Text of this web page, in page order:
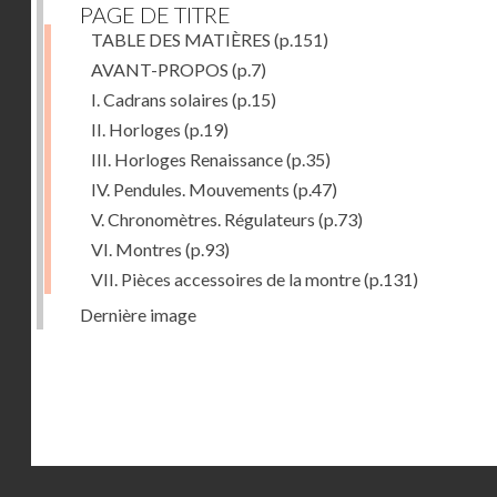
PAGE DE TITRE
TABLE DES MATIÈRES (p.151)
AVANT-PROPOS (p.7)
I. Cadrans solaires (p.15)
II. Horloges (p.19)
III. Horloges Renaissance(p.35)
IV. Pendules. Mouvements (p.47)
V. Chronomètres. Régulateurs (p.73)
VI. Montres (p.93)
VII. Pièces accessoires de la montre(p.131)
Dernière image